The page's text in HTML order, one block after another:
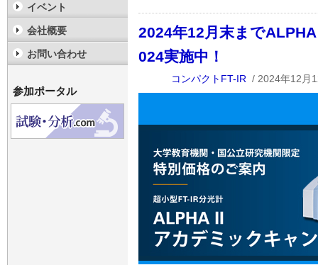
2024年12月末まで
024実施中！
コンパクトFT-IR / 2024年12月
イベント
会社概要
お問い合わせ
参加ポータル